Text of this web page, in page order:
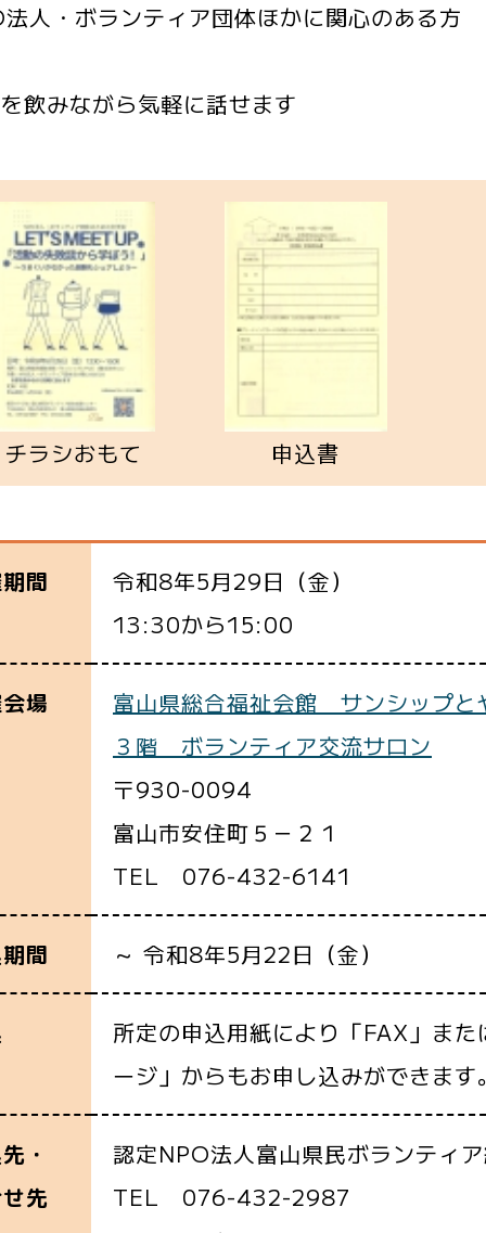
法人・ボランティア団体ほかに関心のある方
飲みながら気軽に話せます
チラシおもて 申込書
間
令和8年5月29日（金）
13:30から15:00
場
富山県総合福祉会館 サンシップと
３階 ボランティア交流サロン
〒930-0094
富山市安住町５－２１
TEL 076-432-6141
間 ～ 令和8年5月22日（金）
所定の申込用紙により「FAX」ま
ージ」からもお申し込みができます
・
先
認定NPO法人富山県民ボランティ
TEL 076-432-2987